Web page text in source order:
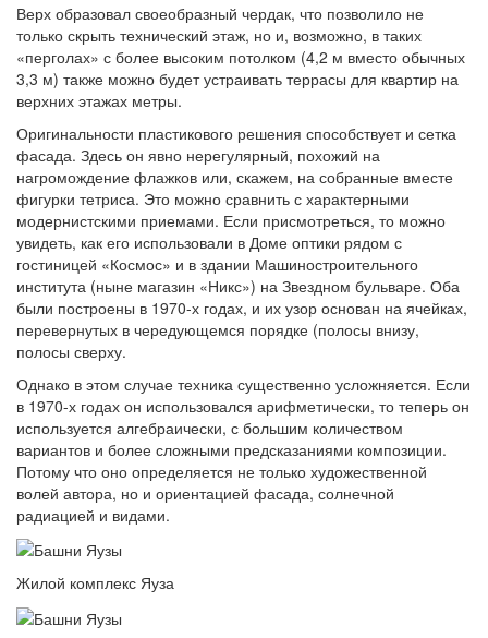
Верх образовал своеобразный чердак, что позволило не
только скрыть технический этаж, но и, возможно, в таких
«перголах» с более высоким потолком (4,2 м вместо обычных
3,3 м) также можно будет устраивать террасы для квартир на
верхних этажах метры.
Оригинальности пластикового решения способствует и сетка
фасада. Здесь он явно нерегулярный, похожий на
нагромождение флажков или, скажем, на собранные вместе
фигурки тетриса. Это можно сравнить с характерными
модернистскими приемами. Если присмотреться, то можно
увидеть, как его использовали в Доме оптики рядом с
гостиницей «Космос» и в здании Машиностроительного
института (ныне магазин «Никс») на Звездном бульваре. Оба
были построены в 1970-х годах, и их узор основан на ячейках,
перевернутых в чередующемся порядке (полосы внизу,
полосы сверху.
Однако в этом случае техника существенно усложняется. Если
в 1970-х годах он использовался арифметически, то теперь он
используется алгебраически, с большим количеством
вариантов и более сложными предсказаниями композиции.
Потому что оно определяется не только художественной
волей автора, но и ориентацией фасада, солнечной
радиацией и видами.
Жилой комплекс Яуза